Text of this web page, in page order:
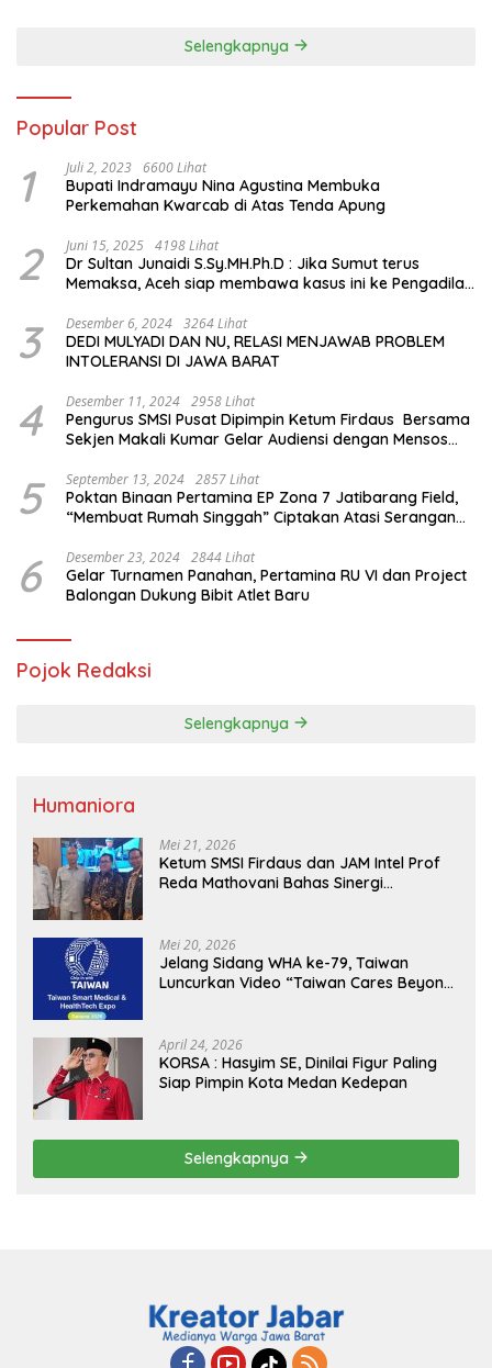
Selengkapnya
Popular Post
1 Juli 2, 2023 6600 Lihat
Bupati Indramayu Nina Agustina Membuka
Perkemahan Kwarcab di Atas Tenda Apung
2 Juni 15, 2025 4198 Lihat
Dr Sultan Junaidi S.Sy.MH.Ph.D : Jika Sumut terus
Memaksa, Aceh siap membawa kasus ini ke Pengadilan
3 Desember 6, 2024 3264 Lihat
DEDI MULYADI DAN NU, RELASI MENJAWAB PROBLEM
INTOLERANSI DI JAWA BARAT
4 Desember 11, 2024 2958 Lihat
Pengurus SMSI Pusat Dipimpin Ketum Firdaus Bersama
Sekjen Makali Kumar Gelar Audiensi dengan Mensos
5 September 13, 2024 2857 Lihat
Poktan Binaan Pertamina EP Zona 7 Jatibarang Field,
“Membuat Rumah Singgah” Ciptakan Atasi Serangan
6 Desember 23, 2024 2844 Lihat
Gelar Turnamen Panahan, Pertamina RU VI dan Project
Balongan Dukung Bibit Atlet Baru
Pojok Redaksi
Selengkapnya
Humaniora
Mei 21, 2026
Ketum SMSI Firdaus dan JAM Intel Prof
Reda Mathovani Bahas Sinergi
MBG, Perkuat Pengawasan Program
Pemerintah
Mei 20, 2026
Jelang Sidang WHA ke-79, Taiwan
Luncurkan Video “Taiwan Cares Beyond
April 24, 2026
KORSA : Hasyim SE, Dinilai Figur Paling
Siap Pimpin Kota Medan Kedepan
Selengkapnya